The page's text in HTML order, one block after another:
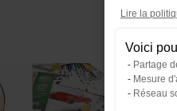
Lire la
Voici
Partage
Mesure
Réseau